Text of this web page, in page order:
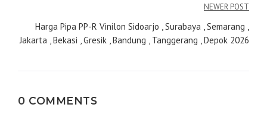
NEWER POST
Harga Pipa PP-R Vinilon Sidoarjo , Surabaya , Semarang ,
Jakarta , Bekasi , Gresik , Bandung , Tanggerang , Depok 2026
0 COMMENTS